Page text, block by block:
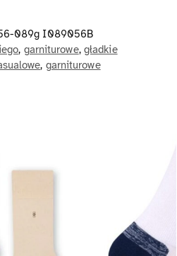
089g I089056B
, garniturowe, gładkie
, garniturowe